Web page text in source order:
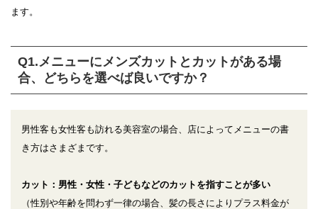
ます。
Q1.メニューにメンズカットとカットがある場
合、どちらを選べば良いですか？
男性客も女性客も訪れる美容室の場合、店によってメニューの書
き方はさまざまです。
カット：男性・女性・子どもなどのカットを指すことが多い
（性別や年齢を問わず一律の場合、髪の長さによりプラス料金が